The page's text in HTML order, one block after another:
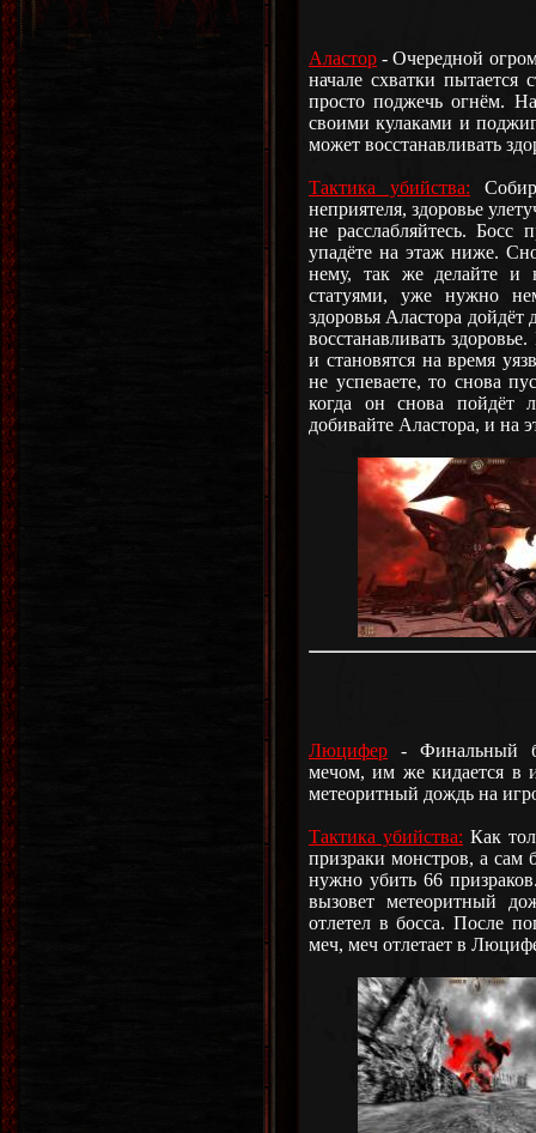
Аластор - Очередной
начале схватки
просто поджечь огнём.
своими кулаками и
может восстанавливать
Тактика убийства:
неприятеля, здоровье
не расслабляйтесь.
упадёте на этаж ниже.
нему, так же делайте и
статуями, уже нужно
здоровья Аластора дойдёт
восстанавливать
и становятся на время
не успеваете, то снова
когда он снова пойдёт
добивайте Аластора, и на
Люцифер - Финальный
мечом, им же кидается в
метеоритный дождь на
Тактика убийства: Как
призраки монстров, а сам
нужно убить 66
вызовет метеоритный
отлетел в босса. После
меч, меч отлетает в